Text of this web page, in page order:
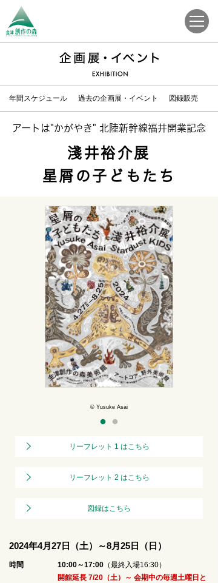
年間スケジュール 過去の企画展・イベント 図録販売
アートは"かがやき" 北陸新幹線福井開業記念
淺井裕介展
星屑の子どもたち
リーフレット 1 はこちら
リーフレット 2 はこちら
図録はこちら
2024年4月27日（土）～8月25日（日）
時間 10:00～17:00 （最終入場16:30）
開館延長 7/20（土）～ 会期中の毎週土曜日と